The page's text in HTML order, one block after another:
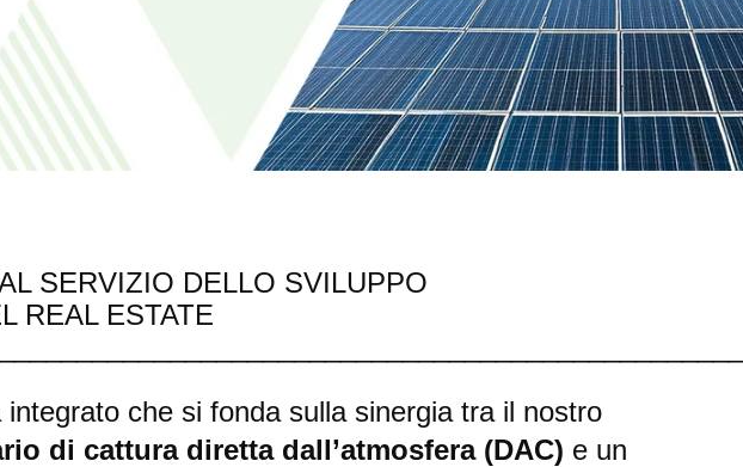
SERVIZIO DELLO SVILUPPO
REAL ESTATE
che si fonda sulla sinergia tra il nostro
di cattura diretta dall’atmosfera (DAC) e un